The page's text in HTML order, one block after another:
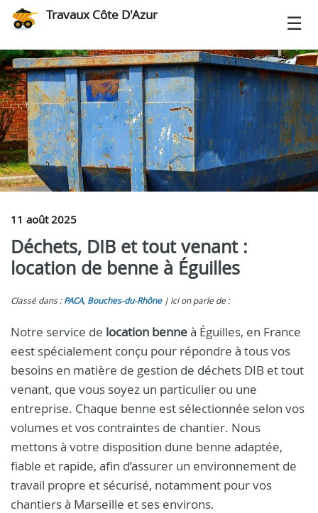
Travaux Côte D'Azur
11 août 2025
Déchets, DIB et tout venant :
location de benne à Éguilles
Classé dans : PACA, Bouches-du-Rhône Ici on parle de :
Notre service de location benneà Éguilles, en France
eest spécialement conçu pour répondre à tous vos
besoins en matière de gestion de déchets DIB et tout
venant, que vous soyez un particulier ou une
entreprise. Chaque benne est sélectionnée selon vos
volumes et vos contraintes de chantier. Nous
mettons à votre disposition dune benne adaptée,
fiable et rapide, afin d’assurer un environnement de
travail propre et sécurisé, notamment pour vos
chantiers à Marseille et ses environs.